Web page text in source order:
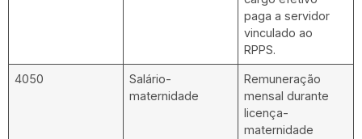
paga a servidor
vinculado ao
RPPS.
4050
Salário-
maternidade
Remuneração
mensal durante
licença-
maternidade